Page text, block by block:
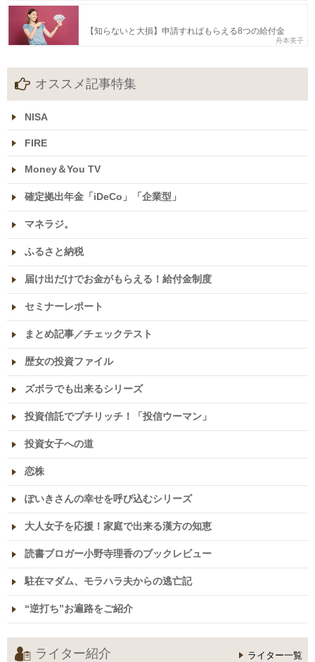
【知らないと大損】申請すればもらえる8つの給付金
舟本美子
オススメ記事特集
NISA
FIRE
Money＆You TV
確定拠出年金「iDeCo」「企業型」
マネラジ。
ふるさと納税
届け出だけでお金がもらえる！給付金制度
セミナーレポート
まとめ記事／チェックテスト
歴女の投資ファイル
ズボラでも出来るシリーズ
投資信託でプチリッチ！「投信ウーマン」
投資女子への道
恋株
ぽいきさんの幸せを呼び込むシリーズ
大人女子を応援！家庭で出来る漢方の知恵
読書ブロガー小野寺理香のブックレビュー
駐在マダム、モラハラ夫からの逃亡記
“逆打ち”お遍路をご紹介
ライター紹介 ライター一覧